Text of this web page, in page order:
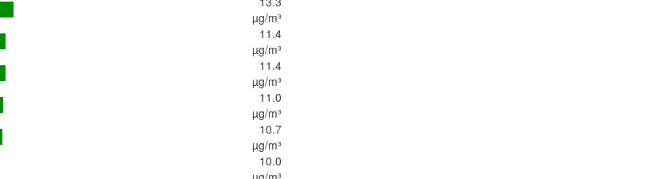
µg/m³
11.4
µg/m³
11.4
µg/m³
11.0
µg/m³
10.7
µg/m³
10.0